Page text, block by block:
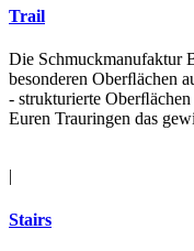
Trail
Die Schmuckmanufaktur
besonderen Oberﬂächen
- strukturierte
Euren Trauringen das
|
Stairs